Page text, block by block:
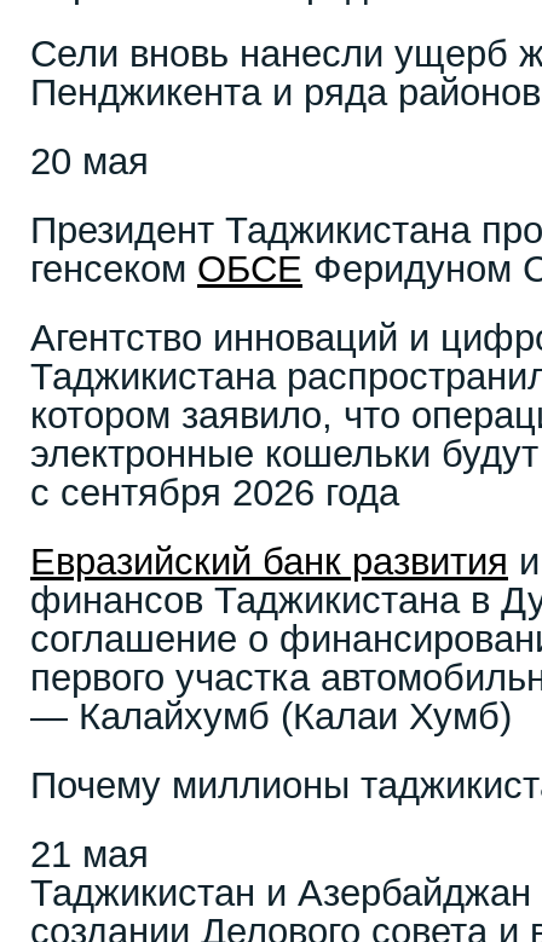
Сели вновь нанесли ущерб
Пенджикента и ряда
20 мая
Президент Таджикистана
генсеком ОБСЕ Феридуном
Агентство инноваций и
Таджикистана
котором заявило, что
электронные кошельки
с сентября 2026 года
Евразийский банк развития
финансов Таджикистана в
соглашение о
первого участка
— Калайхумб (Калаи Хумб)
Почему миллионы
21 мая
Таджикистан и Азербайджан
создании Делового совета